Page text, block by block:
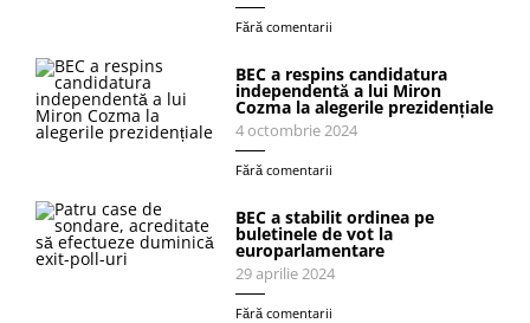
Fără comentarii
BEC a respins candidatura
independentă a lui Miron
Cozma la alegerile prezidențiale
4 octombrie 2024
Fără comentarii
BEC a stabilit ordinea pe
buletinele de vot la
europarlamentare
29 aprilie 2024
Fără comentarii